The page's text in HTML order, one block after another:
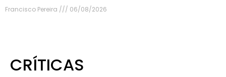
Francisco Pereira 06/08/2026
CRÍTICAS